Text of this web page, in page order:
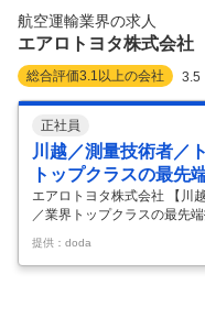
業務 ■組織構成： 航空機整
ております。 ■働き方につい
航空運輸業界の求人
エアロトヨタ株式会社
総合評価3.1 以上の会社 3.5
正社員
川越／測量技術者／
トップクラスの最先
エアロトヨタ株式会社 【川
／業界トップクラスの最先
／トヨタグループ／残業
体的な仕事内容】 【土日休
／ヘリコプターとビジネス
指の計測技術を駆使した「
提供：doda